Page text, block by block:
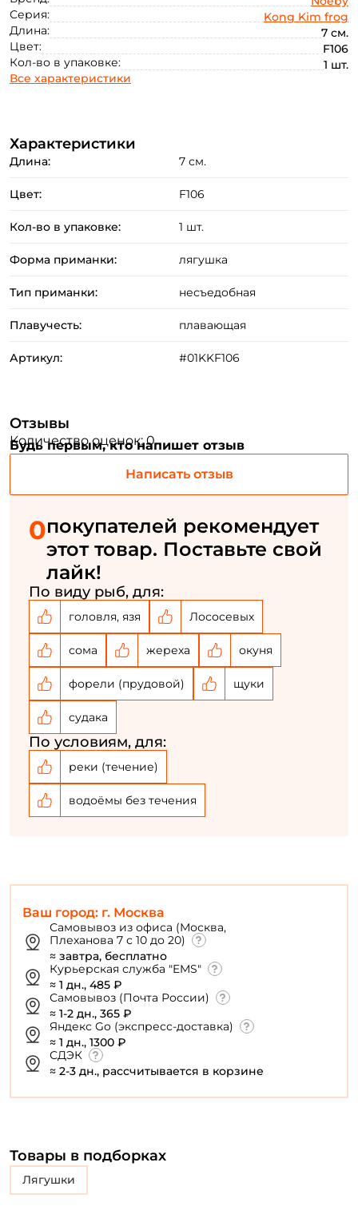
Серия:
Kong Kim frog
Длина:
7 см.
Цвет:
F106
Кол-во в упаковке:
1 шт.
Все характеристики
Ваш город: г. Москва
Самовывоз из офиса (Москва,
Плеханова 7 с 10 до 20)
≈ завтра, бесплатно
Курьерская служба "EMS"
≈ 1 дн., 485 ₽
Самовывоз (Почта России)
≈ 1-2 дн., 365 ₽
Яндекс Go (экспресс-доставка)
≈ 1 дн., 1300 ₽
СДЭК
≈ 2-3 дн., рассчитывается в корзине
Характеристики
Длина: 7 см.
Цвет: F106
Кол-во в упаковке: 1 шт.
Форма приманки: лягушка
Тип приманки: несъедобная
Плавучесть: плавающая
Артикул: #01KKF106
Отзывы
Количество оценок: 0
Будь первым, кто напишет отзыв
Написать отзыв
0покупателей рекомендует
этот товар. Поставьте свой
лайк!
По виду рыб, для:
головля, язя Лососевых
сома жереха окуня
форели (прудовой) щуки
судака
По условиям, для:
реки (течение)
водоёмы без течения
Товары в подборках
лягушки
ФИО: *
Email: *
Номер телефона: *
Придумайте пароль: *
Повторите пароль: *
Заполняя данную форму вы соглашаетесь на обработку
персональных данных
Создать аккаунт